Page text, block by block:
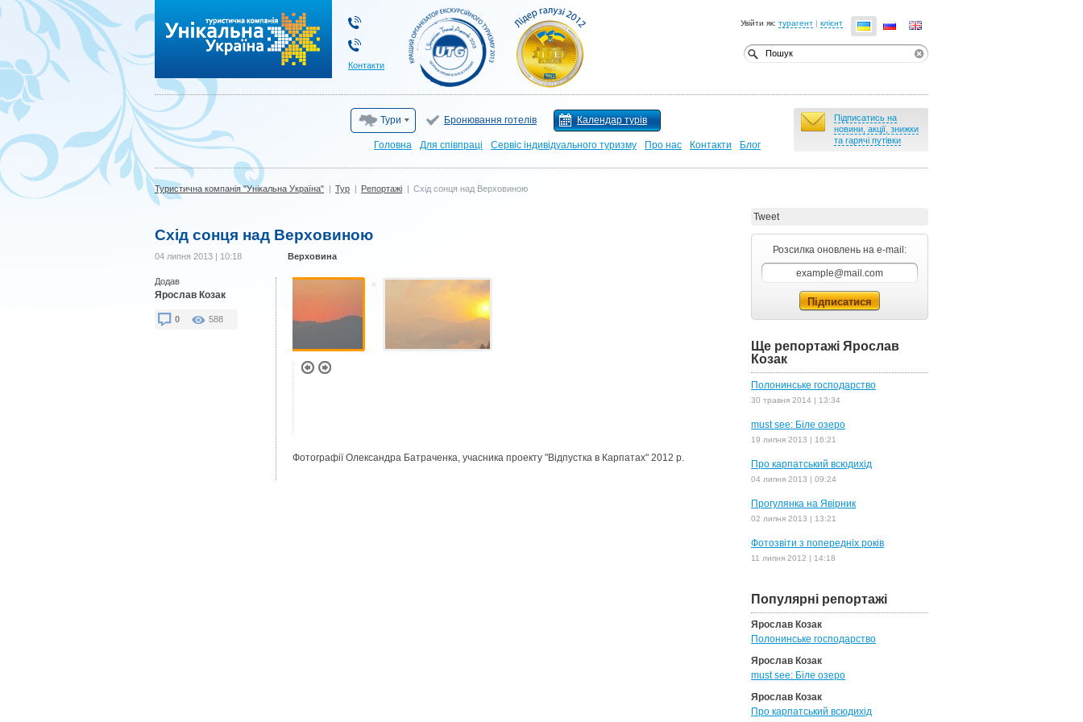
Увійти як: турагент | клієнт
Контакти
Підписатись на
новини, акції, знижки
та гарячі путівки
Тури Бронювання готелів Календар турів
Головна Для cпівпраці Сервіс індивідуального туризму Про нас Контакти Блог
Туристична компанія "Унікальна Україна" | Тур | Репортажі | Схід сонця над Верховиною
Схід сонця над Верховиною
04 липня 2013 | 10:18 Верховина
Додав
Ярослав Козак
0 588
Фотографії Олександра Батраченка, учасника проекту "Відпустка в Карпатах" 2012 р.
Tweet
Розсилка оновлень на e-mail:
Ще репортажі Ярослав
Козак
Полонинське господарство
30 травня 2014 | 13:34
must see: Біле озеро
19 липня 2013 | 16:21
Про карпатський всюдихід
04 липня 2013 | 09:24
Прогулянка на Явірник
02 липня 2013 | 13:21
Фотозвіти з попередніх років
11 липня 2012 | 14:18
Популярні репортажі
Ярослав Козак
Полонинське господарство
Ярослав Козак
must see: Біле озеро
Ярослав Козак
Про карпатський всюдихід